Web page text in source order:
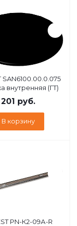
SAN6100.00.0.075
внутренняя (ГТ)
201 руб.
В корзину
PN-К2-09А-R